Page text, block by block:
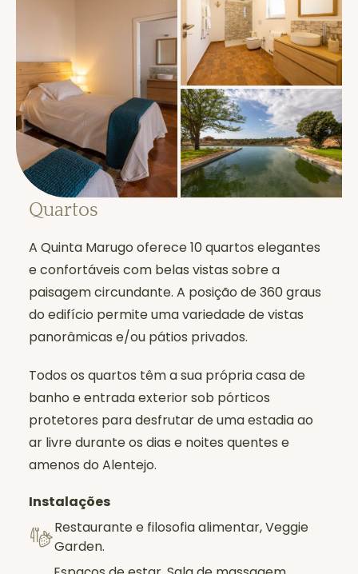
Quartos
A Quinta Marugo oferece 10 quartos elegantes
e confortáveis com belas vistas sobre a
paisagem circundante. A posição de 360 graus
do edifício permite uma variedade de vistas
panorâmicas e/ou pátios privados.
Todos os quartos têm a sua própria casa de
banho e entrada exterior sob pórticos
protetores para desfrutar de uma estadia ao
ar livre durante os dias e noites quentes e
amenos do Alentejo.
Instalações
Restaurante e filosofia alimentar, Veggie
Garden.